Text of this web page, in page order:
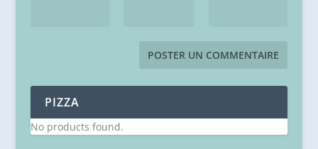
PIZZA
No products found.